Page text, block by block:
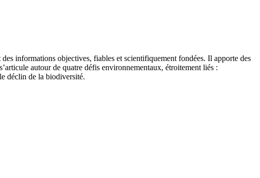
informations objectives, fiables et scientifiquement fondées. Il apporte des
autour de quatre défis environnementaux, étroitement liés :
déclin de la biodiversité.